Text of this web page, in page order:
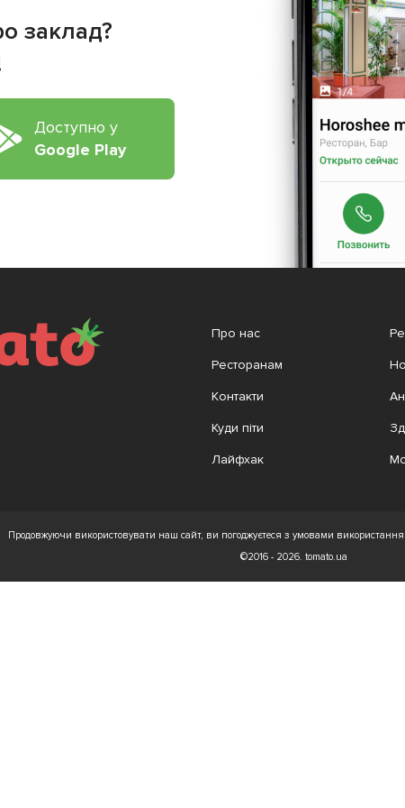
заклад?
Доступно у
Google Play
Про нас
Ресторанам
Контакти
Куди піти
Лайфхак
Продовжуючи використовувати наш сайт, ви погоджуєтеся з умовами використання
©2016 - 2026. tomato.ua